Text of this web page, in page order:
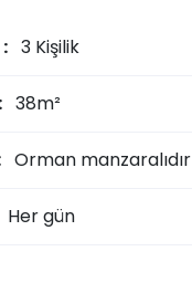
3 Kişilik
38m²
Orman manzaralıdır
Her gün